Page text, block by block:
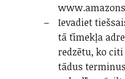
Ievadiet
tā tīmekļa
redzētu, ko
tādus